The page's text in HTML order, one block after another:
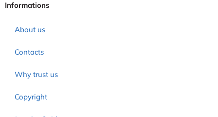
Informations
About us
Contacts
Why trust us
Copyright